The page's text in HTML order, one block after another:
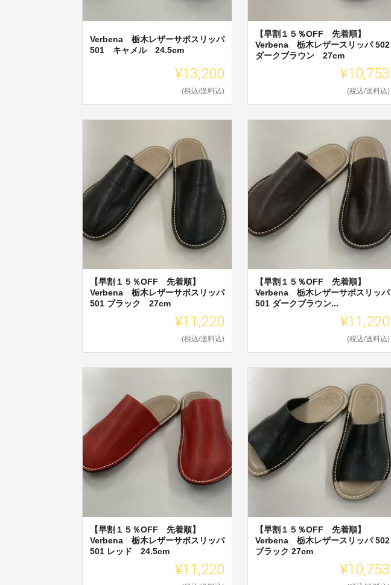
Verbena 栃木レザーサボスリッパ
501 キャメル 24.5cm
¥13,200
(税込/送料込)
【早割１５％OFF 先着順】
Verbena 栃木レザースリッパ 502
ダークブラウン 27cm
¥10,753
(税込/送料込)
【早割１５％OFF 先着順】
Verbena 栃木レザーサボスリッパ
501 ブラック 27cm
¥11,220
(税込/送料込)
【早割１５％OFF 先着順】
Verbena 栃木レザーサボスリッパ
501 ダークブラウン...
¥11,220
(税込/送料込)
【早割１５％OFF 先着順】
Verbena 栃木レザーサボスリッパ
501 レッド 24.5cm
¥11,220
【早割１５％OFF 先着順】
Verbena 栃木レザースリッパ 502
ブラック 27cm
¥10,753